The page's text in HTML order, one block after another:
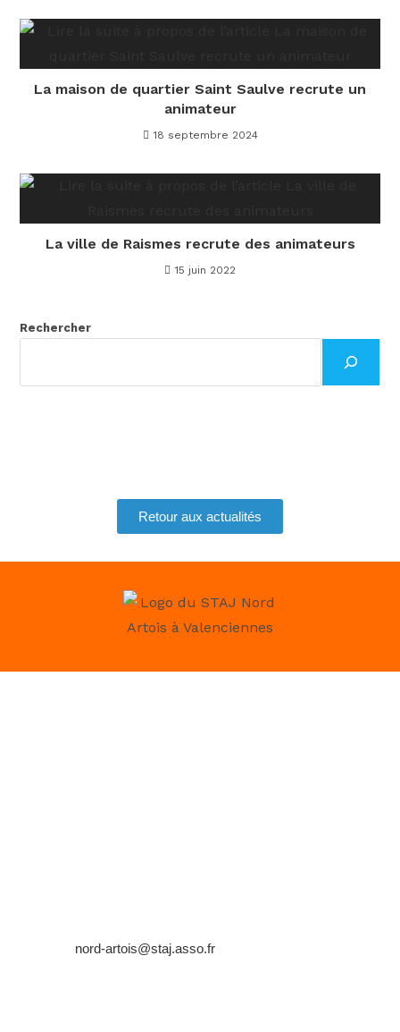
La maison de quartier Saint Saulve recrute un
animateur
18 septembre 2024
La ville de Raismes recrute des animateurs
15 juin 2022
Rechercher
Retour aux actualités
nord-artois@staj.asso.fr